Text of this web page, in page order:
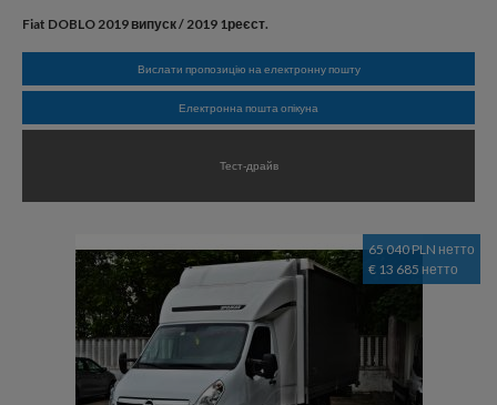
Fiat DOBLO 2019 випуск / 2019 1реєст.
Вислати пропозицію на електронну пошту
Електронна пошта опікуна
Тест-драйв
65 040 PLN нетто
€ 13 685 нетто